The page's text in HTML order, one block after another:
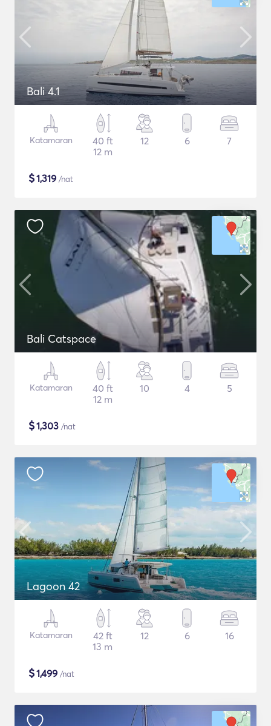
Bali 4.1
Katamaran
40 ft
12 m
12 6 7
$1,319 /nat
Bali Catspace
Katamaran
40 ft
12 m
10 4 5
$1,303 /nat
Lagoon 42
Katamaran
42 ft
13 m
12 6 16
$1,499 /nat